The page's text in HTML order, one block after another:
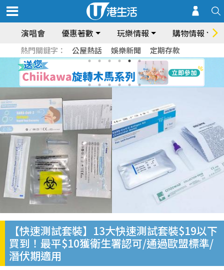
演唱會 優惠著數 玩樂情報 購物情報
熱門關鍵字： 公屋熱話 娛樂新聞 定期存款
【快速測試套裝】13大快速測試套裝$19以下
買到！最平$10獲衛生署認可/通過歐盟標準/
潛伏期適用